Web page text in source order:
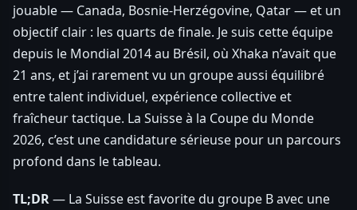
jouable — Canada, Bosnie-Herzégovine, Qatar — et un
objectif clair : les quarts de finale. Je suis cette équipe
depuis le Mondial 2014 au Brésil, où Xhaka n’avait que
21 ans, et j’ai rarement vu un groupe aussi équilibré
entre talent individuel, expérience collective et
fraîcheur tactique. La Suisse à la Coupe du Monde
2026, c’est une candidature sérieuse pour un parcours
profond dans le tableau.
TL;DR— La Suisse est favorite du groupe B avec une